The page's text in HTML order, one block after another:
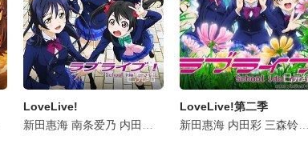
石上静香 日笠阳子 小仓唯 南里侑香 竹达彩奈 山寺宏一 安
已完结
LoveLive!
新田惠海 南条爱乃 内田彩 饭田里穗 楠田亚衣奈 三森铃子
已完
LoveLive!第二季
新田惠海 内田彩 三森铃子